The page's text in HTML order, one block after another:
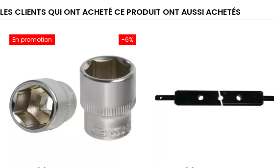
LES CLIENTS QUI ONT ACHETÉ CE PRODUIT ONT AUSSI ACHETÉS
-6%
En promotion